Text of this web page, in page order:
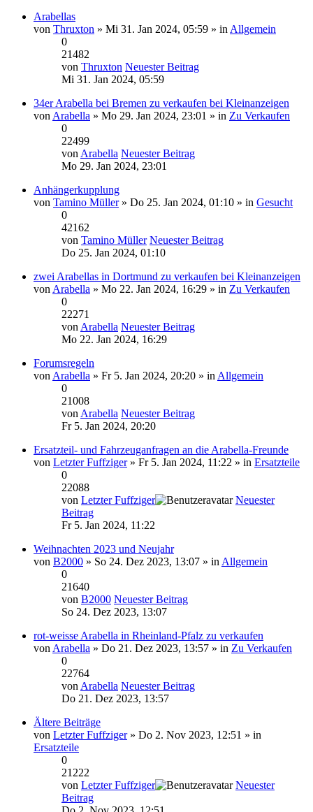
Arabellas
von Thruxton » Mi 31. Jan 2024, 05:59 » in Allgemein
0
21482
von Thruxton Neuester Beitrag
Mi 31. Jan 2024, 05:59
34er Arabella bei Bremen zu verkaufen bei Kleinanzeigen
von Arabella » Mo 29. Jan 2024, 23:01 » in Zu Verkaufen
0
22499
von Arabella Neuester Beitrag
Mo 29. Jan 2024, 23:01
Anhängerkupplung
von Tamino Müller» Do 25. Jan 2024, 01:10 » in Gesucht
0
42162
von Tamino Müller Neuester Beitrag
Do 25. Jan 2024, 01:10
zwei Arabellas in Dortmund zu verkaufen bei Kleinanzeigen
von Arabella » Mo 22. Jan 2024, 16:29 » in Zu Verkaufen
0
22271
von Arabella Neuester Beitrag
Mo 22. Jan 2024, 16:29
Forumsregeln
von Arabella » Fr 5. Jan 2024, 20:20 » in Allgemein
0
21008
von Arabella Neuester Beitrag
Fr 5. Jan 2024, 20:20
Ersatzteil- und Fahrzeuganfragen an die Arabella-Freunde
von Letzter Fuffziger» Fr 5. Jan 2024, 11:22 » in Ersatzteile
0
22088
von Letzter Fuffziger
Neuester
Beitrag
Fr 5. Jan 2024, 11:22
Weihnachten 2023 und Neujahr
von B2000 » So 24. Dez 2023, 13:07 » in Allgemein
0
21640
von B2000 Neuester Beitrag
So 24. Dez 2023, 13:07
rot-weisse Arabella in Rheinland-Pfalz zu verkaufen
von Arabella » Do 21. Dez 2023, 13:57 » in Zu Verkaufen
0
22764
von Arabella Neuester Beitrag
Do 21. Dez 2023, 13:57
Ältere Beiträge
von Letzter Fuffziger» Do 2. Nov 2023, 12:51 » in
Ersatzteile
0
21222
von Letzter Fuffziger
Neuester
Beitrag